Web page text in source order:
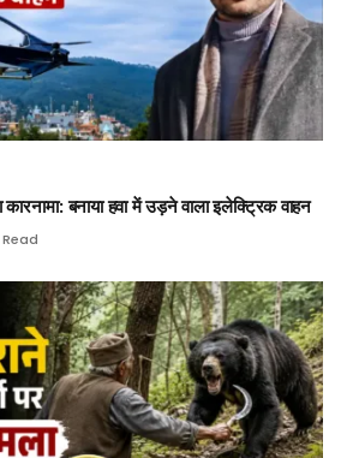
कारनामा: बनाया हवा में उड़ने वाला इलेक्ट्रिक वाहन